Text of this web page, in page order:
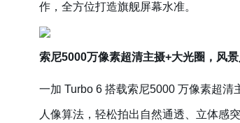
作，全方位打造旗舰屏幕水准。
索尼5000万像素超清主摄+大光圈，风
一加 Turbo 6 搭载索尼5000 万像素超
人像算法，轻松拍出自然通透、立体感